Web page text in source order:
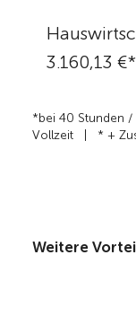
3.160,13
*bei 40 Stunden
Vollzeit | * +
Weitere